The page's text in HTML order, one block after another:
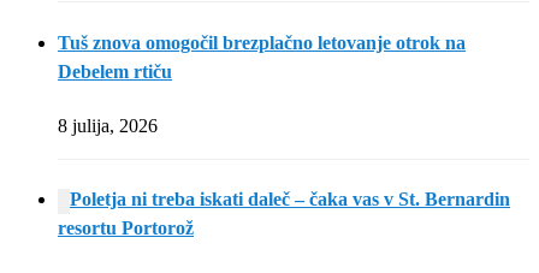
Tuš znova omogočil brezplačno letovanje otrok na
Debelem rtiču
8 julija, 2026
Poletja ni treba iskati daleč – čaka vas v St. Bernardin
resortu Portorož